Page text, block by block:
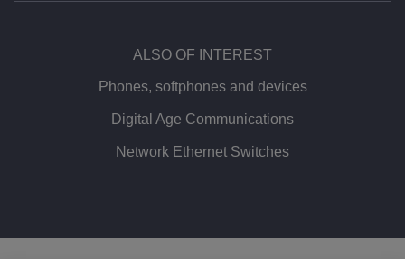
ALSO OF INTEREST
Phones, softphones and devices
Digital Age Communications
Network Ethernet Switches